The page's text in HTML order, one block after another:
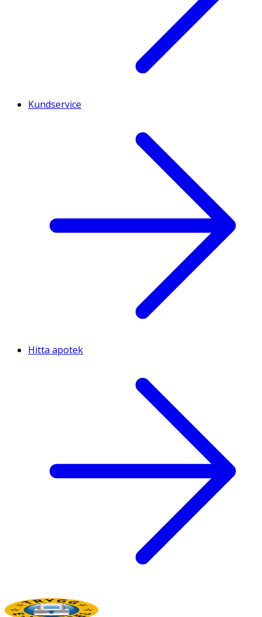
Kundservice
Hitta apotek